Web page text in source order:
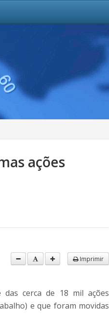
ações
Imprimir
das cerca de 18 mil ações
e que foram movidas